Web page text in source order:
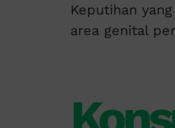
Keputihan
area genital